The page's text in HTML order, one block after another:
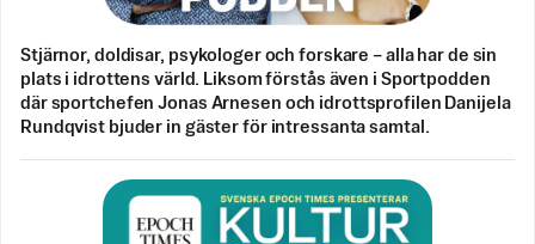
Stjärnor, doldisar, psykologer och forskare – alla har de sin
plats i idrottens värld. Liksom förstås även i Sportpodden
där sportchefen Jonas Arnesen och idrottsprofilen Danijela
Rundqvist bjuder in gäster för intressanta samtal.